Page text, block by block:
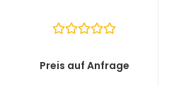
Preis auf Anfrage